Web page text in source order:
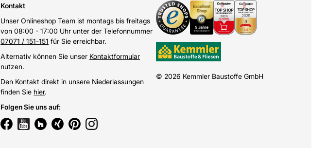
Kontakt
Unser Onlineshop Team ist montags bis freitags
von 08:00 - 17:00 Uhr unter der Telefonnummer
07071 / 151-151 für Sie erreichbar.
Alternativ können Sie unser Kontaktformular
nutzen.
Den Kontakt direkt in unsere Niederlassungen
finden Sie hier.
Folgen Sie uns auf:
© 2026 Kemmler Baustoffe GmbH